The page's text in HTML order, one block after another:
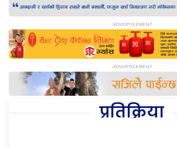
प्रतिक्रिया